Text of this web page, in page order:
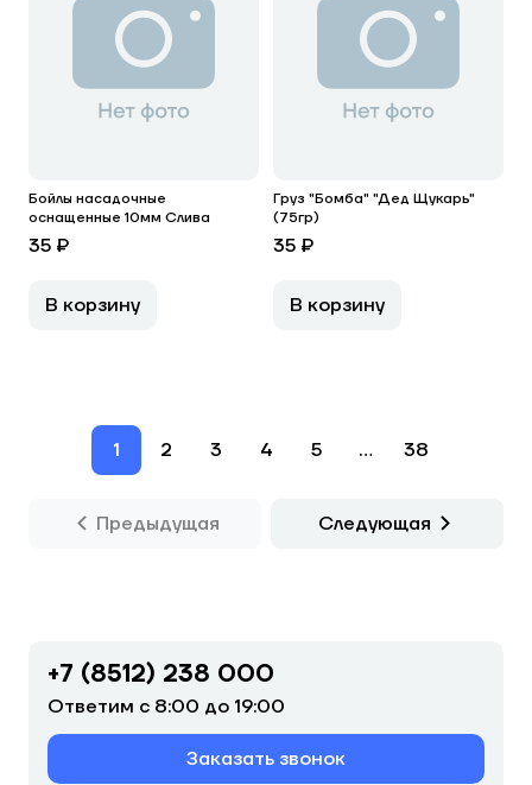
Бойлы насадочные
оснащенные 10мм Слива
35 ₽
В корзину
Груз "Бомба" "Дед Щукарь"
(75гр)
35 ₽
В корзину
1 2 3 4 5 ... 38
Предыдущая Следующая
+7 (8512) 238 000
Ответим с 8:00 до 19:00
Заказать звонок